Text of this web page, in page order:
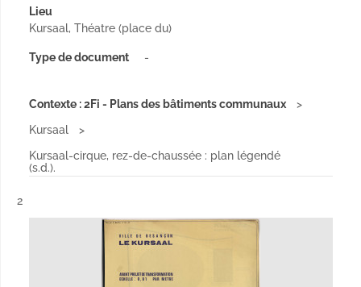
Lieu
Kursaal, Théatre (place du)
Type de document -
Contexte : 2Fi - Plans des bâtiments communaux
Kursaal
Kursaal-cirque, rez-de-chaussée : plan légendé
(s.d.).
Résultat n°
2